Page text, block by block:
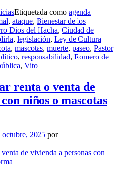
Etiquetada como agenda
, ataque, Bienestar de los
Dios del Hacha, Ciudad de
, legislación, Ley de Cultura
, mascotas, muerte, paseo, Pastor
, responsabilidad, Romero de
, Vito
renta o venta de
niños o mascotas
octubre, 2025 por